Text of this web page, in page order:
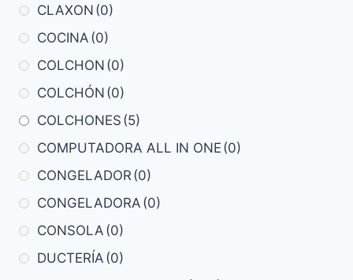
CLAXON (0)
COCINA (0)
COLCHON (0)
COLCHÓN (0)
COLCHONES (5)
COMPUTADORA ALL IN ONE (0)
CONGELADOR (0)
CONGELADORA (0)
CONSOLA (0)
DUCTERÍA (0)